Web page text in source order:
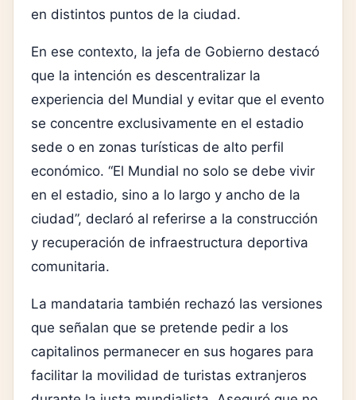
en distintos puntos de la ciudad.
En ese contexto, la jefa de Gobierno destacó
que la intención es descentralizar la
experiencia del Mundial y evitar que el evento
se concentre exclusivamente en el estadio
sede o en zonas turísticas de alto perfil
económico. “El Mundial no solo se debe vivir
en el estadio, sino a lo largo y ancho de la
ciudad”, declaró al referirse a la construcción
y recuperación de infraestructura deportiva
comunitaria.
La mandataria también rechazó las versiones
que señalan que se pretende pedir a los
capitalinos permanecer en sus hogares para
facilitar la movilidad de turistas extranjeros